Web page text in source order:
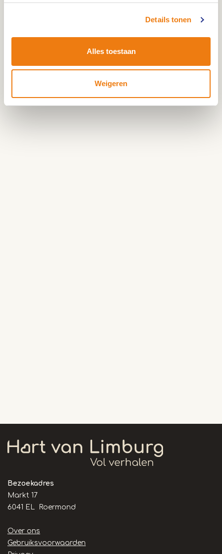
Details tonen
Alles toestaan
Weigeren
#hartvanlimburg
Bezoekadres
Markt 17
6041 EL Roermond
Handige
links
Over ons
Gebruiksvoorwaarden